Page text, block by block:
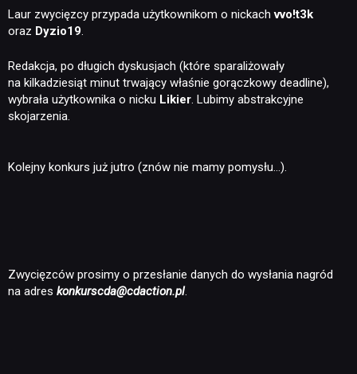
Laur zwycięzcy przypada użytkownikom o nickachvvo!t3k
oraz Dyzio19.
Redakcja, po długich dyskusjach (które sparaliżowały
na kilkadziesiąt minut trwający właśnie gorączkowy deadline),
wybrała użytkownika o nicku Likier. Lubimy abstrakcyjne
skojarzenia.
Kolejny konkurs już jutro (znów nie mamy pomysłu…).
Zwycięzców prosimy o przesłanie danych do wysłania nagród
na adres konkurscda@cdaction.pl.